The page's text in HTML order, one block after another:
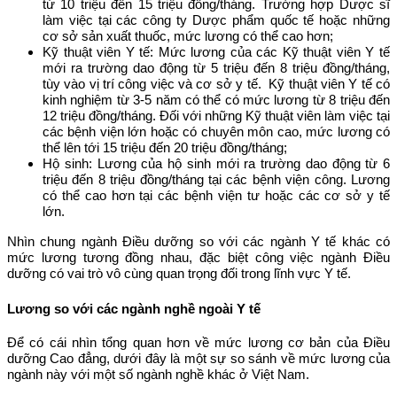
từ 10 triệu đến 15 triệu đồng/tháng. Trường hợp Dược sĩ
làm việc tại các công ty Dược phẩm quốc tế hoặc những
cơ sở sản xuất thuốc, mức lương có thể cao hơn;
Kỹ thuật viên Y tế: Mức lương của các Kỹ thuật viên Y tế
mới ra trường dao động từ 5 triệu đến 8 triệu đồng/tháng,
tùy vào vị trí công việc và cơ sở y tế. Kỹ thuật viên Y tế có
kinh nghiệm từ 3-5 năm có thể có mức lương từ 8 triệu đến
12 triệu đồng/tháng. Đối với những Kỹ thuật viên làm việc tại
các bệnh viện lớn hoặc có chuyên môn cao, mức lương có
thể lên tới 15 triệu đến 20 triệu đồng/tháng;
Hộ sinh: Lương của hộ sinh mới ra trường dao động từ 6
triệu đến 8 triệu đồng/tháng tại các bệnh viện công. Lương
có thể cao hơn tại các bệnh viện tư hoặc các cơ sở y tế
lớn.
Nhìn chung ngành Điều dưỡng so với các ngành Y tế khác có
mức lương tương đồng nhau, đặc biệt công việc ngành Điều
dưỡng có vai trò vô cùng quan trọng đối trong lĩnh vực Y tế.
Lương so với các ngành nghề ngoài Y tế
Để có cái nhìn tổng quan hơn về mức lương cơ bản của Điều
dưỡng Cao đẳng, dưới đây là một sự so sánh về mức lương của
ngành này với một số ngành nghề khác ở Việt Nam.